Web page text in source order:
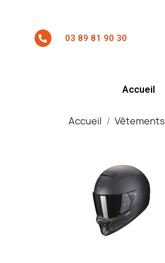
03 89 81 90 30
Accueil
Accueil Vêtements